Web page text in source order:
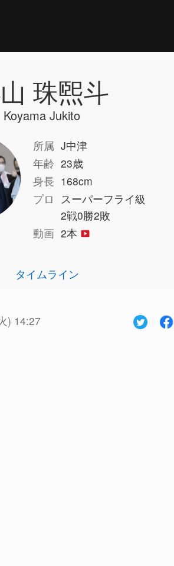
珠煕斗
Koyama Jukito
所属 J中津
年齢 23歳
身長 168cm
プロ
スーパーフライ級
2戦0勝2敗
動画 2本
タイムライン
) 14:27